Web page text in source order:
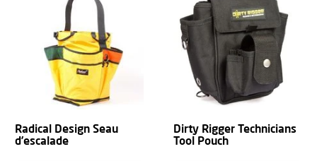
Radical Design Seau
d’escalade
Dirty Rigger Technicians
Tool Pouch